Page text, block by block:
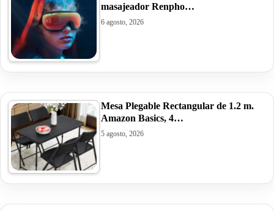
masajeador Renpho…
6 agosto, 2026
Mesa Plegable Rectangular de 1.2 m.
Amazon Basics, 4…
5 agosto, 2026